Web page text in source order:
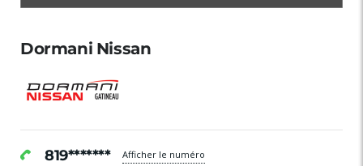
Dormani Nissan
819******* Afficher le numéro